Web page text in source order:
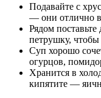
Подавайте с
— они отлично
Рядом
петрушку,
Суп хорошо
огурцов,
Хранится в
кипятите —